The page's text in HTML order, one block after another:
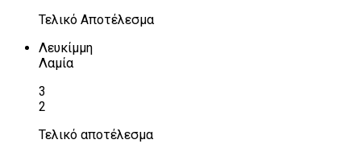
Τελικό Αποτέλεσμα
Λευκίμμη
Λαμία
3
2
Τελικό αποτέλεσμα